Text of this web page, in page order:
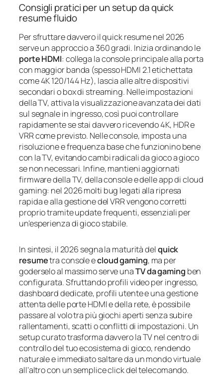
Consigli pratici per un setup da quick
resume fluido
Per sfruttare davvero il quick resume nel 2026
serve un approccio a 360 gradi. Inizia ordinando le
porte HDMI: collega la console principale alla porta
con maggior banda (spesso HDMI 2.1 etichettata
come 4K 120/144 Hz), lascia alle altre dispositivi
secondari o box di streaming. Nelle impostazioni
della TV, attiva la visualizzazione avanzata dei dati
sul segnale in ingresso, così puoi controllare
rapidamente se stai davvero ricevendo 4K, HDR e
VRR come previsto. Nelle console, imposta una
risoluzione e frequenza base che funzionino bene
con la TV, evitando cambi radicali da gioco a gioco
se non necessari. Infine, mantieni aggiornati
firmware della TV, della console e delle app di cloud
gaming: nel 2026 molti bug legati alla ripresa
rapida e alla gestione del VRR vengono corretti
proprio tramite update frequenti, essenziali per
un’esperienza di gioco stabile.
In sintesi, il 2026 segna la maturità delquick
resumetra console ecloud gaming, ma per
goderselo al massimo serve unaTV da gaming ben
configurata. Sfruttando profili video per ingresso,
dashboard dedicate, profili utente e una gestione
attenta delle porte HDMI e della rete, è possibile
passare al volo tra più giochi aperti senza subire
rallentamenti, scatti o conflitti di impostazioni. Un
setup curato trasforma davvero la TV nel centro di
controllo del tuo ecosistema di gioco, rendendo
naturale e immediato saltare da un mondo virtuale
all’altro con un semplice click del telecomando.